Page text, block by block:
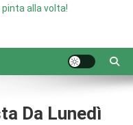
alla volta!
Da Lunedì